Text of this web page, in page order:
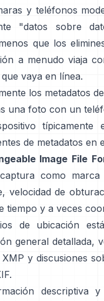
y teléfonos
"datos sobre
que los
a menudo viaja
vaya en línea.
los metadatos
una foto con un
típicamente
de metadatos en
Image File
como
velocidad de
tiempo y a veces
de ubicación
general detallada,
y discusiones
.
descriptiva